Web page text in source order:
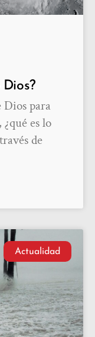
Dios para
es lo
de
Actualidad